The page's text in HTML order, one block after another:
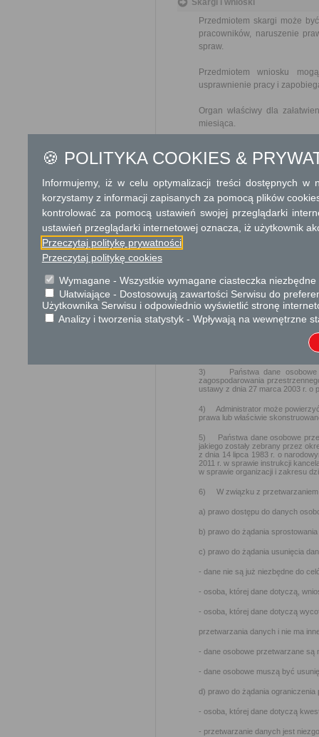
Skargi i wnioski
Przedmiotem skargi może
pracowników, naruszenie
spraw.
Przedmiotem wniosku
usprawnienie pracy i
Organ właściwy dla
miesiąca.
Podstawa prawna
Ustawa z dnia 27
zm.)
Ustawa z dnia 16
Rozporządzenia Parlamentu
związku z przetwarzaniem
(ogólne rozporządzenie o
przysługujących Państwu
1) Administratorem Państwa
2) Administrator wyznaczył
3) Państwa dane osobowe
zagospodarowania
ustawy z dnia 27 marca 2003 r. o
4) Administrator może powierzyć
prawa lub właściwie
5) Państwa dane osobowe
jakiego zostały zebrany przez
z dnia 14 lipca 1983 r. o
2011 r. w sprawie instrukcji
w sprawie organizacji i zakresu
6) W związku z przetwarzaniem
a) prawo dostępu do danych
b) prawo do żądania
c) prawo do żądania usunięcia
- dane nie są już niezbędne do
- osoba, której dane dotyczą,
- osoba, której dane dotyczą
przetwarzania danych i nie ma
- dane osobowe przetwarzane są
- dane osobowe muszą być
d) prawo do żądania
- osoba, której dane dotyczą
- przetwarzanie danych jest
🍪 POLITYKA COOKIES &
Informujemy, iż w celu optymalizacji treści dostępnych w
korzystamy z informacji zapisanych za pomocą plików
kontrolować za pomocą ustawień swojej przeglądarki
ustawień przeglądarki internetowej oznacza, iż użytkownik
Przeczytaj politykę prywatności
Przeczytaj politykę cookies
Wymagane - Wszystkie wymagane ciasteczka
Ułatwiające - Dostosowują zawartości Serwisu do
Użytkownika Serwisu i odpowiednio wyświetlić stronę
Analizy i tworzenia statystyk - Wpływają na wewnętrzne